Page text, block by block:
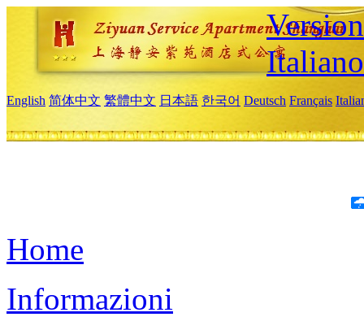
Italiano
English 简体中文 繁體中文 日本語 한국어 Deutsch Français
Home
Informazioni